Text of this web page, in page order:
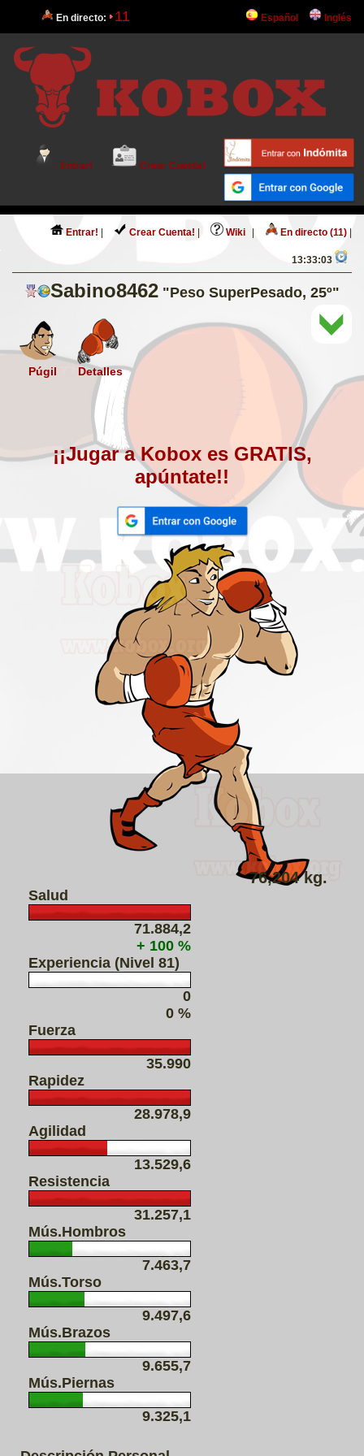
En directo: 11 Español Inglés
Entrar! Crear Cuenta!
Entrar! Crear Cuenta! Wiki En directo (11)
13:33:03
Sabino8462 "Peso SuperPesado, 25º"
Púgil Detalles
¡¡Jugar a Kobox es GRATIS,
apúntate!!
76,204 kg.
Salud
71.884,2
+ 100 %
Experiencia (Nivel 81)
0
0 %
Fuerza
35.990
Rapidez
28.978,9
Agilidad
13.529,6
Resistencia
31.257,1
Mús.Hombros
7.463,7
Mús.Torso
9.497,6
Mús.Brazos
9.655,7
Mús.Piernas
9.325,1